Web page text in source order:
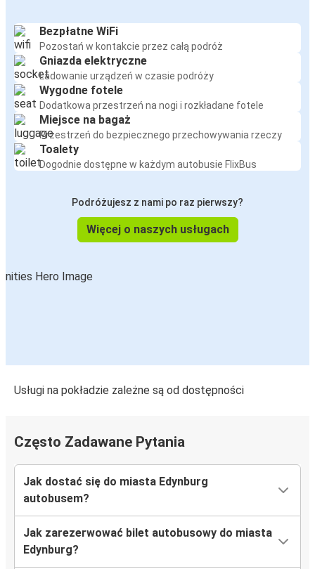
Edynburg
Middlesbrough
Port lotniczy Glasgow
Edynburg
Edynburg
Lotnisko Edinburgh
Edynburg
Glasgow Newhouse
Lotnisko Edinburgh
Pitlochry
Stirling
Bezpłatne WiFi
Pozostań w kontakcie przez całą podróż
Gniazda elektryczne
Ładowanie urządzeń w czasie podróży
Wygodne fotele
Dodatkowa przestrzeń na nogi i rozkładane fotele
Miejsce na bagaż
Przestrzeń do bezpiecznego przechowywania rzeczy
Toalety
Dogodnie dostępne w każdym autobusie FlixBus
Podróżujesz z nami po raz pierwszy?
Więcej o naszych usługach
Usługi na pokładzie zależne są od dostępności
Często Zadawane Pytania
Jak dostać się do miasta Edynburg
autobusem?
Jak zarezerwować bilet autobusowy do miasta
Edynburg?